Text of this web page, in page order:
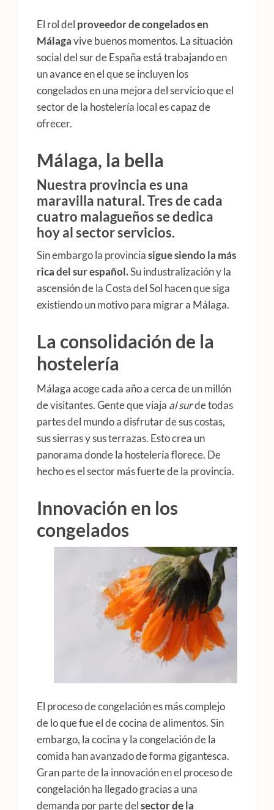
El rol del proveedor de congelados en
Málagavive buenos momentos. La situación
social del sur de España está trabajando en
un avance en el que se incluyen los
congelados en una mejora del servicio que el
sector de la hostelería local es capaz de
ofrecer.
Málaga, la bella
Nuestra provincia es una
maravilla natural. Tres de cada
cuatro malagueños se dedica
hoy al sector servicios.
Sin embargo la provinciasigue siendo la más
rica del sur español.Su industralización y la
ascensión de la Costa del Sol hacen que siga
existiendo un motivo para migrar a Málaga.
La consolidación de la
hostelería
Málaga acoge cada año a cerca de un millón
de visitantes. Gente que viaja al surde todas
partes del mundo a disfrutar de sus costas,
sus sierras y sus terrazas. Esto crea un
panorama donde la hostelería florece. De
hecho es el sector más fuerte de la provincia.
Innovación en los
congelados
El proceso de congelación es más complejo
de lo que fue el de cocina de alimentos. Sin
embargo, la cocina y la congelación de la
comida han avanzado de forma gigantesca.
Gran parte de la innovación en el proceso de
congelación ha llegado gracias a una
demanda por parte delsector de la